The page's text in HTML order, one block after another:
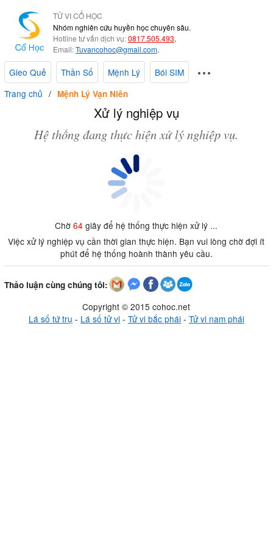
TỬ VI CỔ HỌC
Nhóm nghiên cứu huyền học chuyên sâu.
Hotline tư vấn dịch vụ:0817.505.493.
Email:Tuvancohoc@gmail.com.
Gieo Quẻ Thần Số Mệnh Lý
Bói SIM
Trang chủ
Mệnh Lý Vạn Niên
Xử lý nghiệp vụ
Hệ thống đang thực hiện xử lý nghiệp vụ.
Chờ64 giây để hệ thống thực hiện xử lý ...
Việc xử lý nghiệp vụ cần thời gian thực hiện. Bạn vui lòng chờ đợi ít
phút để hệ thống hoành thành yêu cầu.
Thảo luận cùng chúng tôi:
Copyright © 2015 cohoc.net
Lá số tứ trụ - Lá số tử vi- Tử vi bắc phái- Tử vi nam phái